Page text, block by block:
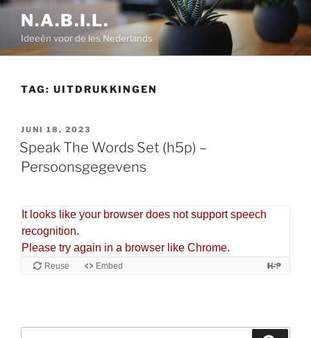
Ga
inhoud
N.A.B.I.L.
Ideeën voor de les Nederlands
TAG: UITDRUKKINGEN
GEPLAATST
OP
JUNI 18, 2023
Speak The Words Set (h5p) –
Persoonsgegevens